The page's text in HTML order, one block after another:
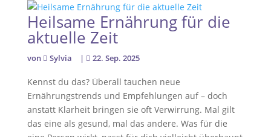
Heilsame Ernährung für die
aktuelle Zeit
von Sylvia | 22. Sep. 2025
Kennst du das? Überall tauchen neue
Ernährungstrends und Empfehlungen auf – doch
anstatt Klarheit bringen sie oft Verwirrung. Mal gilt
das eine als gesund, mal das andere. Was für die